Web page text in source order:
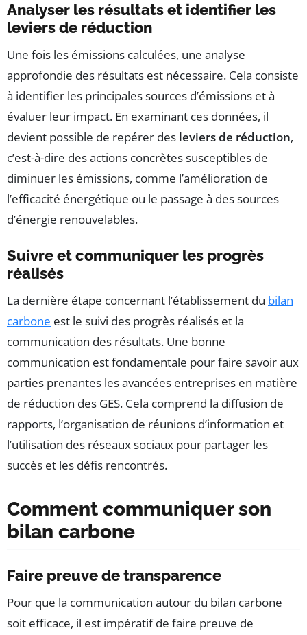
Analyser les résultats et identifier les
leviers de réduction
Une fois les émissions calculées, une analyse
approfondie des résultats est nécessaire. Cela consiste
à identifier les principales sources d’émissions et à
évaluer leur impact. En examinant ces données, il
devient possible de repérer des leviers de réduction,
c’est-à-dire des actions concrètes susceptibles de
diminuer les émissions, comme l’amélioration de
l’efficacité énergétique ou le passage à des sources
d’énergie renouvelables.
Suivre et communiquer les progrès
réalisés
La dernière étape concernant l’établissement du bilan
carbone est le suivi des progrès réalisés et la
communication des résultats. Une bonne
communication est fondamentale pour faire savoir aux
parties prenantes les avancées entreprises en matière
de réduction des GES. Cela comprend la diffusion de
rapports, l’organisation de réunions d’information et
l’utilisation des réseaux sociaux pour partager les
succès et les défis rencontrés.
Comment communiquer son
bilan carbone
Faire preuve de transparence
Pour que la communication autour du bilan carbone
soit efficace, il est impératif de faire preuve de